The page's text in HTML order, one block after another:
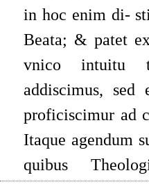
in hoc enim di-
Beata; & patet
vnico intuitu
addiscimus, sed
proficiscimur ad
Itaque agendum
quibus